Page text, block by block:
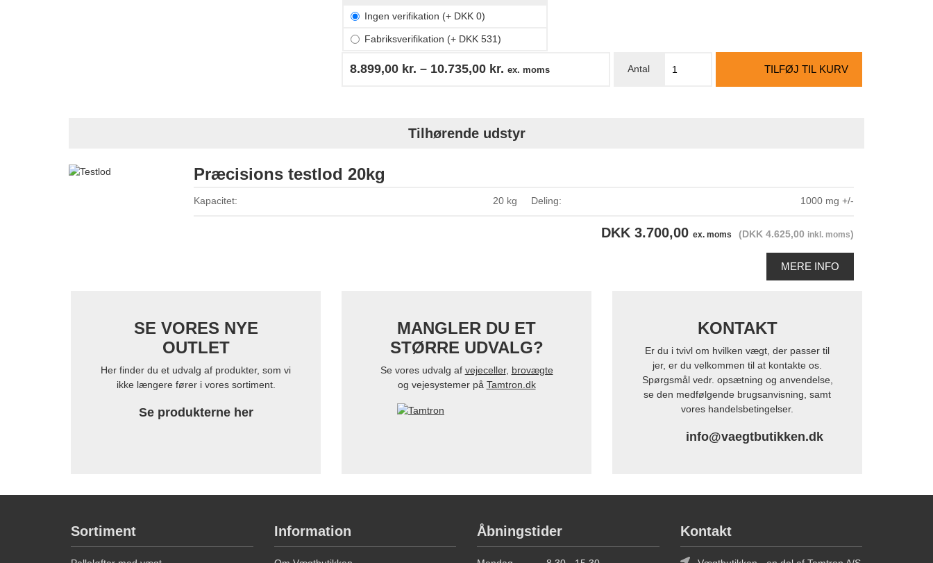
Ingen verifikation (+ DKK 0)
Fabriksverifikation (+ DKK 531)
8.899,00 kr. – 10.735,00 kr. ex. moms TILFØJ TIL KURV
Tilhørende udstyr
Præcisions testlod 20kg
Kapacitet: 20 kg Deling: 1000 mg +/-
DKK 3.700,00 ex. moms (DKK 4.625,00 inkl. moms)
MERE INFO
SE VORES NYE
OUTLET
Her finder du et udvalg af produkter, som vi
ikke længere fører i vores sortiment.
Se produkterne her
MANGLER DU ET
STØRRE UDVALG?
Se vores udvalg af vejeceller, brovægte
og vejesystemer på Tamtron.dk
KONTAKT
Er du i tvivl om hvilken vægt, der passer til
jer, er du velkommen til at kontakte os.
Spørgsmål vedr. opsætning og anvendelse,
se den medfølgende brugsanvisning, samt
vores handelsbetingelser.
info@vaegtbutikken.dk
Sortiment Information Åbningstider Kontakt